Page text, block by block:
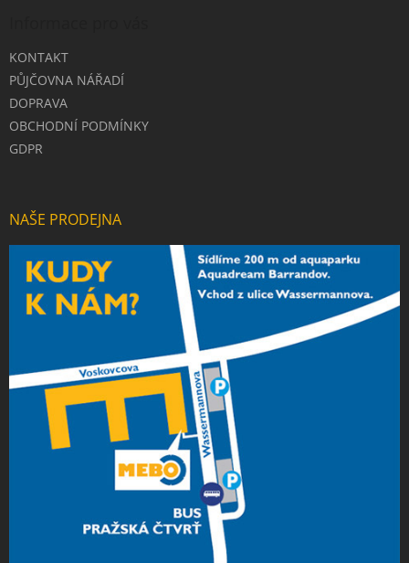
KONTAKT
PŮJČOVNA NÁŘADÍ
DOPRAVA
OBCHODNÍ PODMÍNKY
GDPR
NAŠE PRODEJNA